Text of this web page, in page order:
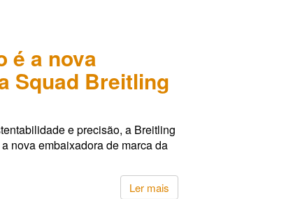
é a nova
Squad Breitling
e precisão, a Breitling
nova embaixadora de marca da
Ler mais